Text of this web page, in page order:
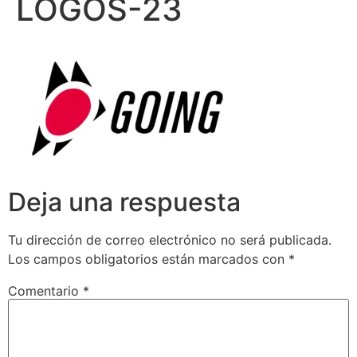
LOGOS-23
Deja una respuesta
Tu dirección de correo electrónico no será publicada.
Los campos obligatorios están marcados con *
Comentario *